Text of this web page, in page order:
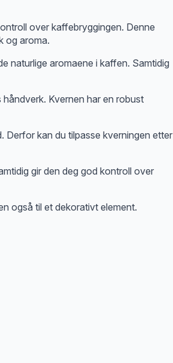
over kaffebryggingen. Denne
og aroma.
naturlige aromaene i kaffen. Samtidig
Kvernen har en robust
Derfor kan du tilpasse kverningen etter
gir den deg god kontroll over
også til et dekorativt element.